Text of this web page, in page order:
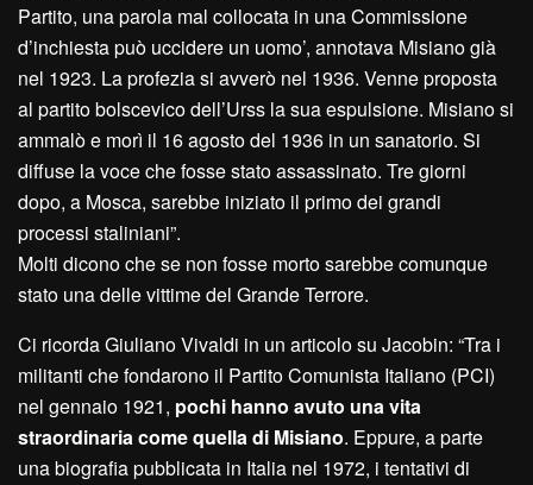
Partito, una parola mal collocata in una Commissione
d’inchiesta può uccidere un uomo’, annotava Misiano già
nel 1923. La profezia si avverò nel 1936. Venne proposta
al partito bolscevico dell’Urss la sua espulsione. Misiano si
ammalò e morì il 16 agosto del 1936 in un sanatorio. Si
diffuse la voce che fosse stato assassinato. Tre giorni
dopo, a Mosca, sarebbe iniziato il primo dei grandi
processi staliniani”.
Molti dicono che se non fosse morto sarebbe comunque
stato una delle vittime del Grande Terrore.
Ci ricorda Giuliano Vivaldi in un articolo su Jacobin: “Tra i
militanti che fondarono il Partito Comunista Italiano (PCI)
nel gennaio 1921, pochi hanno avuto una vita
straordinaria come quella di Misiano. Eppure, a parte
una biografia pubblicata in Italia nel 1972, i tentativi di